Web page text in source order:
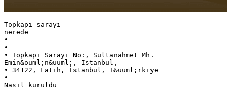
Topkapı sarayı
nerede
•
•
• Topkapı Sarayı No:, Sultanahmet Mh.
Emin&ouml;n&uuml;, İstanbul,
• 34122, Fatih, İstanbul, T&uuml;rkiye
•
Nasıl kuruldu